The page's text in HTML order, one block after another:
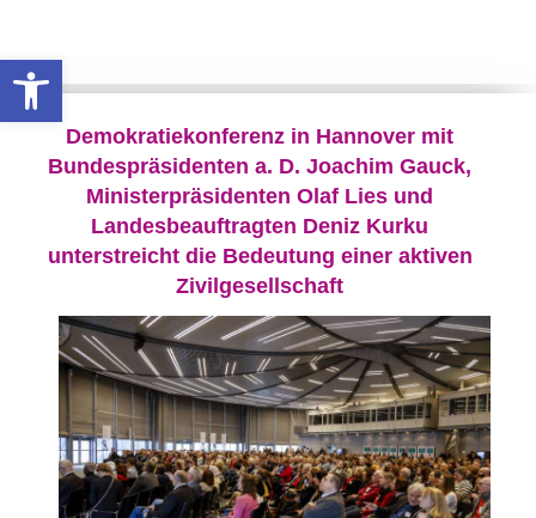
Werkzeugleiste öffnen
Demokratiekonferenz in Hannover mit
Bundespräsidenten a. D. Joachim Gauck,
Ministerpräsidenten Olaf Lies und
Landesbeauftragten Deniz Kurku
unterstreicht die Bedeutung einer aktiven
Zivilgesellschaft